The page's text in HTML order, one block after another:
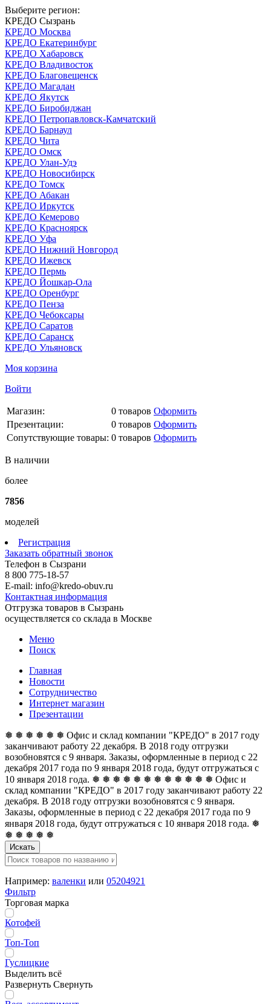
Выберите регион:
КРЕДО Сызрань
КРЕДО Москва
КРЕДО Екатеринбург
КРЕДО Хабаровск
КРЕДО Владивосток
КРЕДО Благовещенск
КРЕДО Магадан
КРЕДО Якутск
КРЕДО Биробиджан
КРЕДО Петропавловск-Камчатский
КРЕДО Барнаул
КРЕДО Чита
КРЕДО Омск
КРЕДО Улан-Удэ
КРЕДО Новосибирск
КРЕДО Томск
КРЕДО Абакан
КРЕДО Иркутск
КРЕДО Кемерово
КРЕДО Красноярск
КРЕДО Уфа
КРЕДО Нижний Новгород
КРЕДО Ижевск
КРЕДО Пермь
КРЕДО Йошкар-Ола
КРЕДО Оренбург
КРЕДО Пенза
КРЕДО Чебоксары
КРЕДО Саратов
КРЕДО Саранск
КРЕДО Ульяновск
Моя корзина
Войти
Магазин: 0 товаров Оформить
Презентации:
0 товаров Оформить
Сопутствующие товары: 0 товаров Оформить
В наличии
более
7856
моделей
Регистрация
Заказать обратный звонок
Телефон в Сызрани
8 800 775-18-57
E-mail: info@kredo-obuv.ru
Контактная информация
Отгрузка товаров в Сызрань
осуществляется со склада в Москве
Меню
Поиск
Главная
Новости
Сотрудничество
Интернет магазин
Презентации
❅ ❅ ❅ ❅ ❅ ❅ Офис и склад компании "КРЕДО" в 2017 году
заканчивают работу 22 декабря. В 2018 году отгрузки
возобновятся с 9 января. Заказы, оформленные в период с 22
декабря 2017 года по 9 января 2018 года, будут отгружаться с
10 января 2018 года. ❅ ❅ ❅ ❅ ❅ ❅ ❅ ❅ ❅ ❅ ❅ ❅ Офис и
склад компании "КРЕДО" в 2017 году заканчивают работу 22
декабря. В 2018 году отгрузки возобновятся с 9 января.
Заказы, оформленные в период с 22 декабря 2017 года по 9
января 2018 года, будут отгружаться с 10 января 2018 года. ❅
❅ ❅ ❅ ❅ ❅
Искать
Например: валенки или 05204921
Фильтр
Торговая марка
Котофей
Топ-Топ
Гуслицкие
Выделить всё
Развернуть Свернуть